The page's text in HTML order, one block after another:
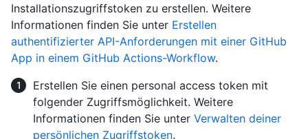
Installationszugriffstoken zu erstellen. Weitere
Informationen finden Sie unter Erstellen
authentifizierter API-Anforderungen mit einer GitHub
App in einem GitHub Actions-Workflow.
Erstellen Sie einen personal access token mit
folgender Zugriffsmöglichkeit. Weitere
Informationen finden Sie unter Verwalten deiner
persönlichen Zugriffstoken.